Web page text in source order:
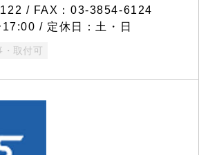
/ FAX：03-3854-6124
/ 定休日：土・日
・取付可